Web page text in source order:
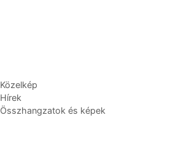
Kategória
Közelkép
Hírek
Összhangzatok és képek